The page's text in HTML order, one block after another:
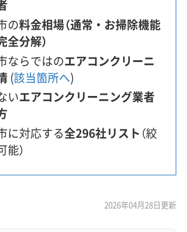
の料金相場（通常・お掃除機能
全分解）
ならではのエアコンクリーニ
(該当箇所へ)
いエアコンクリーニング業者
に対応する全296社リスト （絞
能）
2026年04月28日更新